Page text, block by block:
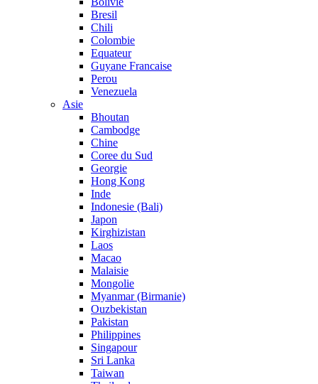
Bresil
Chili
Colombie
Equateur
Guyane Francaise
Perou
Venezuela
Asie
Bhoutan
Cambodge
Chine
Coree du Sud
Georgie
Hong Kong
Inde
Indonesie (Bali)
Japon
Kirghizistan
Laos
Macao
Malaisie
Mongolie
Myanmar (Birmanie)
Ouzbekistan
Pakistan
Philippines
Singapour
Sri Lanka
Taiwan